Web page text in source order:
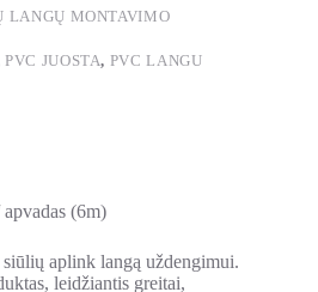
LANGŲ MONTAVIMO
PVC JUOSTA, PVC LANGU
(6m)
aplink langą uždengimui.
leidžiantis greitai,